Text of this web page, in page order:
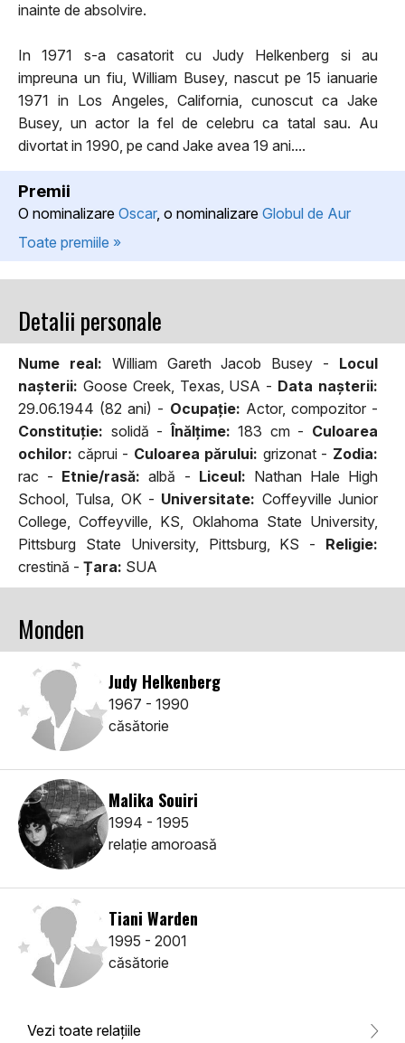
inainte de absolvire.
In 1971 s-a casatorit cu Judy Helkenberg si au
impreuna un fiu, William Busey, nascut pe 15 ianuarie
1971 in Los Angeles, California, cunoscut ca Jake
Busey, un actor la fel de celebru ca tatal sau. Au
divortat in 1990, pe cand Jake avea 19 ani....
Premii
O nominalizare Oscar, o nominalizare Globul de Aur
Toate premiile »
Detalii personale
Nume real: William Gareth Jacob Busey - Locul
naşterii: Goose Creek, Texas, USA - Data naşterii:
29.06.1944 (82 ani) - Ocupaţie: Actor, compozitor -
Constituţie: solidă -Înălţime: 183 cm - Culoarea
ochilor: căprui - Culoarea părului: grizonat - Zodia:
rac - Etnie/rasă: albă - Liceul: Nathan Hale High
School, Tulsa, OK - Universitate: Coffeyville Junior
College, Coffeyville, KS, Oklahoma State University,
Pittsburg State University, Pittsburg, KS - Religie:
crestină - Țara: SUA
Monden
Judy Helkenberg
1967 - 1990
căsătorie
Malika Souiri
1994 - 1995
relaţie amoroasă
Tiani Warden
1995 - 2001
căsătorie
Vezi toate relaţiile